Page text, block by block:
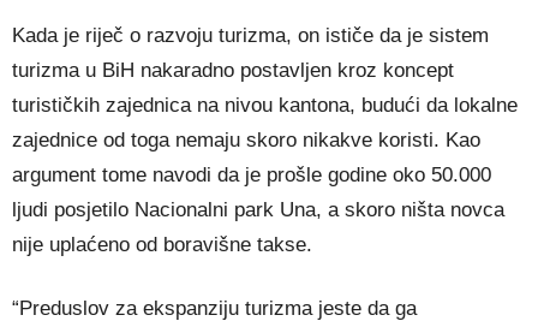
Kada je riječ o razvoju turizma, on ističe da je sistem
turizma u BiH nakaradno postavljen kroz koncept
turističkih zajednica na nivou kantona, budući da lokalne
zajednice od toga nemaju skoro nikakve koristi. Kao
argument tome navodi da je prošle godine oko 50.000
ljudi posjetilo Nacionalni park Una, a skoro ništa novca
nije uplaćeno od boravišne takse.
“Preduslov za ekspanziju turizma jeste da ga